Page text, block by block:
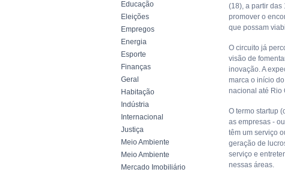
Educação
Eleições
Empregos
Energia
Esporte
Finanças
Geral
Habitação
Indústria
Internacional
Justiça
Meio Ambiente
Meio Ambiente
Mercado Imobiliário
(18), a partir das
promover o
que possam
O circuito já
visão de
inovação. A
marca o início
nacional até Rio
O termo startup
as empresas -
têm um serviço
geração de
serviço e
nessas áreas.